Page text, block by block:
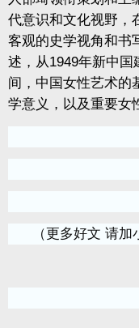
代意识和文化视野，
客观的史学视角和书
述，从1949年新中国
间，中国女性艺术的
学意义，以及重要女
（更多好文 请加